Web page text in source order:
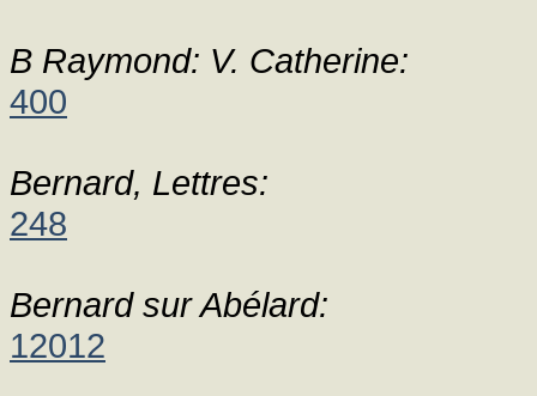
B Raymond: V. Catherine:
400
Bernard, Lettres:
248
Bernard sur Abélard:
12012